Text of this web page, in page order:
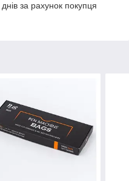
за рахунок покупця